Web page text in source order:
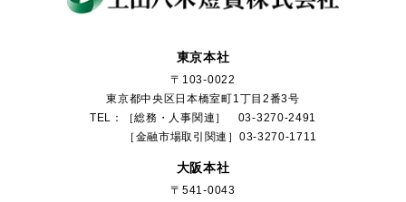
東京本社
〒103-0022
東京都中央区日本橋室町1丁目2番3号
TEL：［総務・人事関連］ 03-3270-2491
［金融市場取引関連］03-3270-1711
大阪本社
〒541-0043